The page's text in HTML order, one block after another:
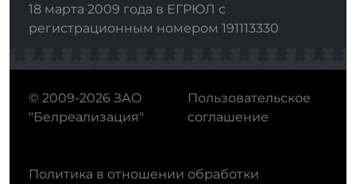
18 марта 2009 года в ЕГРЮЛ с
регистрационным номером 191113330
© 2009-2026 ЗАО
"Белреализация"
Пользовательское
соглашение
Политика в отношении обработки